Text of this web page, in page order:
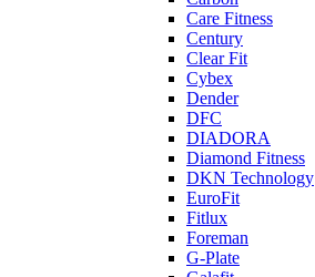
Care Fitness
Century
Clear Fit
Cybex
Dender
DFC
DIADORA
Diamond Fitness
DKN Technology
EuroFit
Fitlux
Foreman
G-Plate